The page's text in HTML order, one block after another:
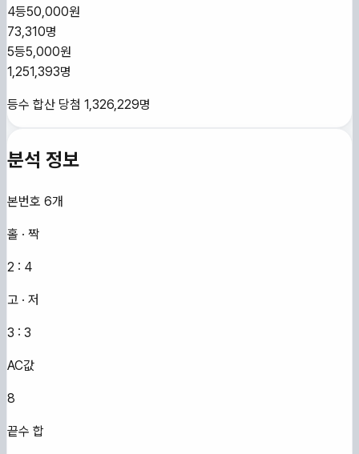
4등50,000원
73,310명
5등5,000원
1,251,393명
등수 합산 당첨 1,326,229명
분석 정보
본번호 6개
홀 · 짝
2 : 4
고 · 저
3 : 3
AC값
8
끝수 합